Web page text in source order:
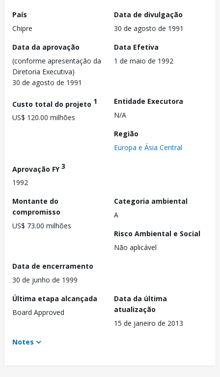
País
Chipre
Data de divulgação
30 de agosto de 1991
Data da aprovação
(conforme apresentação da
Diretoria Executiva)
30 de agosto de 1991
Data Efetiva
1 de maio de 1992
Custo total do projeto 1
US$ 120.00 milhões
Entidade Executora
N/A
Região
Europa e Ásia Central
Aprovação FY3
1992
Montante do
compromisso
US$ 73.00 milhões
Categoria ambiental
A
Risco Ambiental e Social
Não aplicável
Data de encerramento
30 de junho de 1999
Última etapa alcançada
Board Approved
Data da última
atualização
15 de janeiro de 2013
Notes